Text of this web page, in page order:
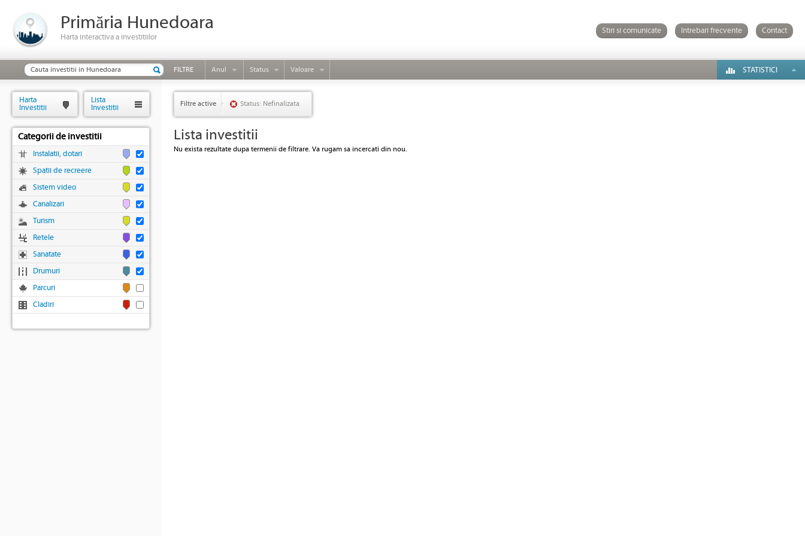
Primăria Hunedoara
Harta interactiva a investitiilor
Stiri si comunicate Intrebari frecvente Contact
FILTRE Anul Status Valoare STATISTICI
Filtre active Status: Nefinalizata
Lista investitii
Nu exista rezultate dupa termenii de filtrare. Va rugam sa incercati din nou.
Harta
Investitii
Lista
Investitii
Categorii de investitii
Instalatii, dotari
Spatii de recreere
Sistem video
Canalizari
Turism
Retele
Sanatate
Drumuri
Parcuri
Cladiri